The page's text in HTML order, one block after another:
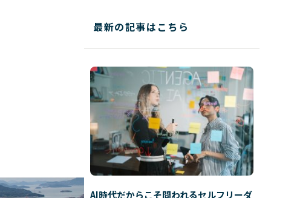
最新の記事はこちら
AI時代だからこそ問われるセルフリーダ